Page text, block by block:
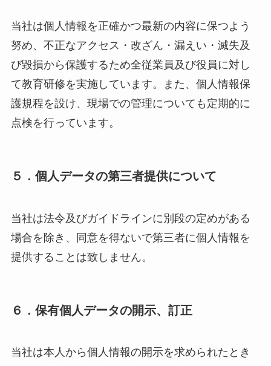
当社は個人情報を正確かつ最新の内容に保つよう
努め、不正なアクセス・改ざん・漏えい・滅失及
び毀損から保護するため全従業員及び役員に対し
て教育研修を実施しています。また、個人情報保
護規程を設け、現場での管理についても定期的に
点検を行っています。
５． 個人データの第三者提供について
当社は法令及びガイドラインに別段の定めがある
場合を除き、同意を得ないで第三者に個人情報を
提供することは致しません。
６． 保有個人データの開示、訂正
当社は本人から個人情報の開示を求められたとき